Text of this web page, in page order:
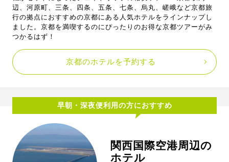
辺、河原町、三条、四条、五条、七条、烏丸、嵯峨など京都旅
行の拠点におすすめの京都にある人気ホテルをラインナップし
ました。京都を満喫するのにぴったりのお得な京都ツアーがみ
つかるはず！
京都のホテルを予約する
早朝・深夜便利用の方におすすめ
関西国際空港周辺の
ホテル